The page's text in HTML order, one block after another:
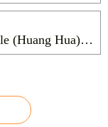
Pékin 北京 Beijing: La grande muraille (Huang Hua) 黄花长城